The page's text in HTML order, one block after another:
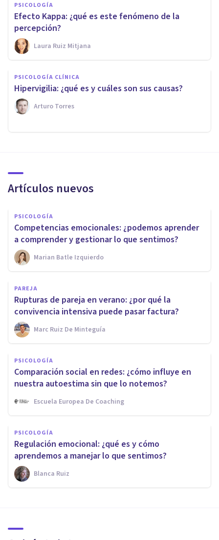
PSICOLOGÍA
Efecto Kappa: ¿qué es este fenómeno de la
percepción?
Laura Ruiz Mitjana
PSICOLOGÍA CLÍNICA
Hipervigilia: ¿qué es y cuáles son sus causas?
Arturo Torres
Artículos nuevos
PSICOLOGÍA
Competencias emocionales: ¿podemos aprender
a comprender y gestionar lo que sentimos?
Marian Batle Izquierdo
PAREJA
Rupturas de pareja en verano: ¿por qué la
convivencia intensiva puede pasar factura?
Marc Ruiz De Minteguía
PSICOLOGÍA
Comparación social en redes: ¿cómo influye en
nuestra autoestima sin que lo notemos?
Escuela Europea De Coaching
PSICOLOGÍA
Regulación emocional: ¿qué es y cómo
aprendemos a manejar lo que sentimos?
Blanca Ruiz